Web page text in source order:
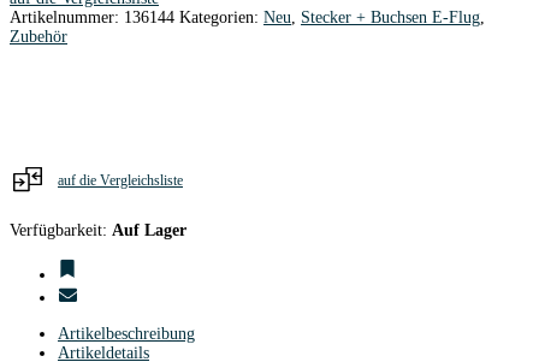
Menge
Artikelnummer: 136144 Kategorien: Neu Stecker + Buchsen E-Flug
Zubehör
auf die Vergleichsliste
Verfügbarkeit: Auf Lager
Artikelbeschreibung
Artikeldetails